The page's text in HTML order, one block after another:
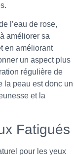
l’eau de rose,
améliorer sa
en améliorant
un aspect plus
régulière de
la peau est donc un
et la
Fatigués
pour les yeux